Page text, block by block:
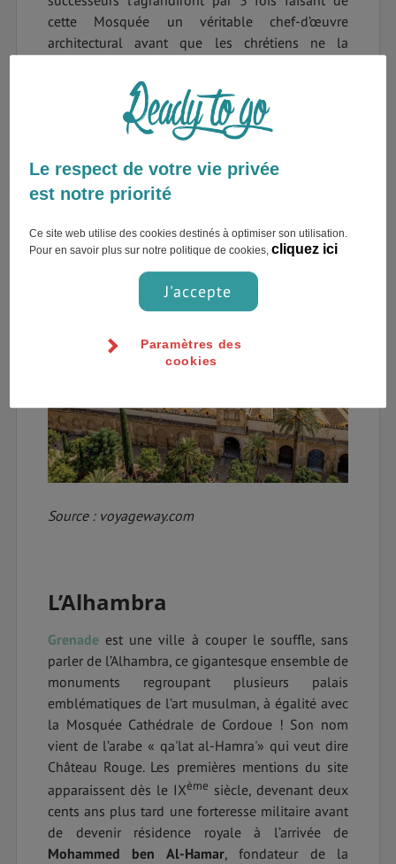
cette Mosquée un véritable chef-d’œuvre
architectural avant que les chrétiens ne la
Depuis cette date, le bâtiment religieux est
officiellement une cathédrale, propriété de
l’Eglise catholique mais conserve de nombreux
allées de colonnades, le mihrab, les façades … La
visite de la Mosquée Cathédrale de Cordoue
ses environs mais pensez à bienréserver à
l’avance pour éviter l’attente parfois très longue !
Source : voyageway.com
L’Alhambra
Grenade est une ville à couper le souffle, sans
parler de l’Alhambra, ce gigantesque ensemble de
monuments regroupant plusieurs palais
emblématiques de l’art musulman, à égalité avec
la Mosquée Cathédrale de Cordoue ! Son nom
vient de l’arabe « qa'lat al-Hamra'» qui veut dire
Château Rouge. Les premières mentions du site
apparaissent dès le IXème siècle, devenant deux
cents ans plus tard une forteresse militaire avant
de devenir résidence royale à l’arrivée de
Mohammed ben Al-Hamar, fondateur de la
Le respect de votre vie privée
est notre priorité
Ce site web utilise des cookies destinés à optimiser son utilisation.
Pour en savoir plus sur notre politique de cookies,cliquez ici
J'accepte
Paramètres des
cookies